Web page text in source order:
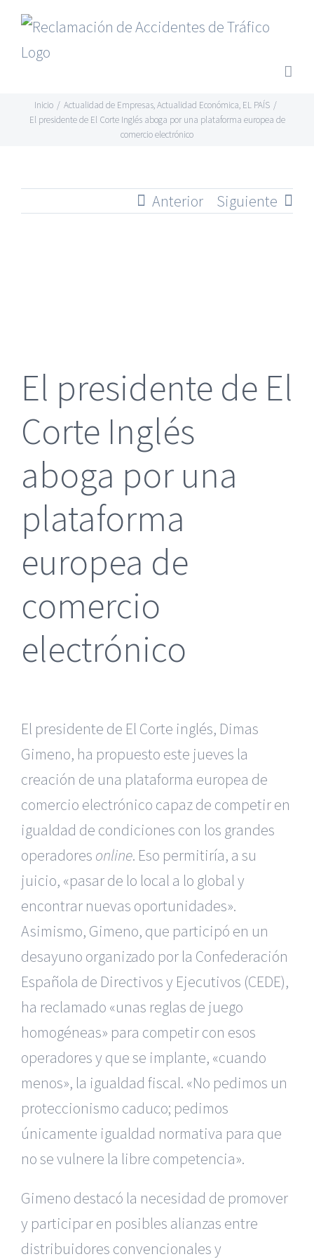
Saltar
contenido
Inicio / Actualidad de Empresas,Actualidad Económica, EL PAÍS /
El presidente de El Corte Inglés aboga por una plataforma europea de
comercio electrónico
Anterior Siguiente
El presidente de El
Corte Inglés
aboga por una
plataforma
europea de
comercio
electrónico
El presidente de El Corte inglés, Dimas
Gimeno, ha propuesto este jueves la
creación de una plataforma europea de
comercio electrónico capaz de competir en
igualdad de condiciones con los grandes
operadores online. Eso permitiría, a su
juicio, «pasar de lo local a lo global y
encontrar nuevas oportunidades».
Asimismo, Gimeno, que participó en un
desayuno organizado por la Confederación
Española de Directivos y Ejecutivos (CEDE),
ha reclamado «unas reglas de juego
homogéneas» para competir con esos
operadores y que se implante, «cuando
menos», la igualdad fiscal. «No pedimos un
proteccionismo caduco; pedimos
únicamente igualdad normativa para que
no se vulnere la libre competencia».
Gimeno destacó la necesidad de promover
y participar en posibles alianzas entre
distribuidores convencionales y